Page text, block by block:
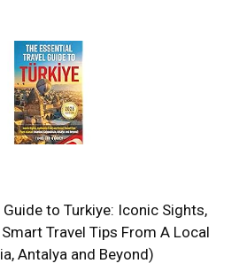
to Turkiye: Iconic Sights,
Travel Tips From A Local
Antalya and Beyond)